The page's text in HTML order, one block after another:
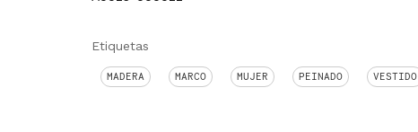
Etiquetas
MADERA MARCO MUJER PEINADO VESTIDO